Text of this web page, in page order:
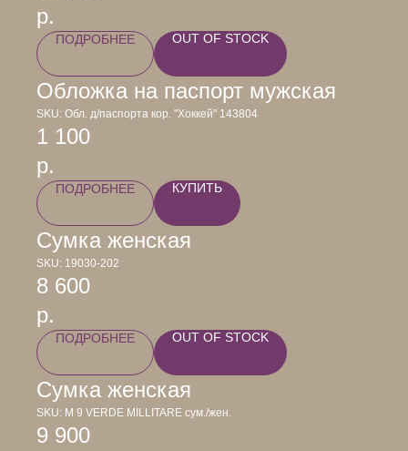
р.
ПОДРОБНЕЕ OUT OF STOCK
Обложка на паспорт мужская
SKU: Обл. д/паспорта кор. "Хоккей" 143804
1 100
р.
ПОДРОБНЕЕ КУПИТЬ
Сумка женская
SKU: 19030-202
8 600
р.
ПОДРОБНЕЕ OUT OF STOCK
Сумка женская
SKU: М 9 VERDE MILLITARE сум./жен.
9 900